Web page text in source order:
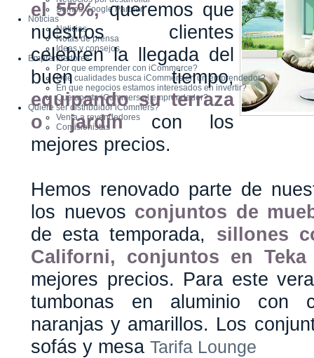
Somos Google Partner
Noticias
Noticias
Notas de prensa
Ideas y consejos
Emprendedores
Por que emprender con iCommerce?
Que cualidades busca iCommers en un emprendedor?
En que negocios estamos interesados en invertir?
Que aporta iCommers al emprendedor?
Quiere ser distribuidor iCommers?
Venta a revendedores
Comisionistas
el 55%,queremos que
nuestros clientes
celebren la llegada del
buen tiempo,
equipando su terraza
o jardíncon los
mejores precios.
Hemos renovado parte de
los nuevos conjuntos de
de esta temporada, sillones
Californi, conjuntos en
mejores precios. Para este
tumbonas en aluminio con
naranjas y amarillos. Los
sofás y mesa Tarifa Lounge